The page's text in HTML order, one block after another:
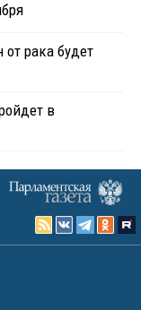
рака будет
в